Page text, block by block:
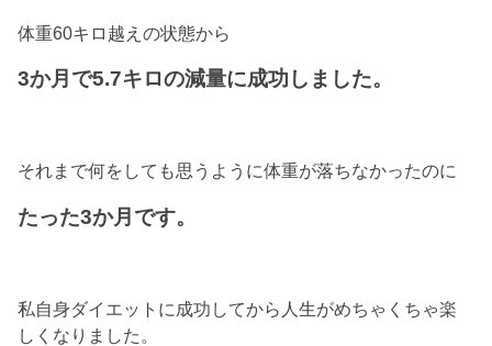
体重60キロ越えの状態から
3か月で5.7キロの減量に成功しました。
それまで何をしても思うように体重が落ちなかったのに
たった3か月です。
私自身ダイエットに成功してから人生がめちゃくちゃ楽
しくなりました。